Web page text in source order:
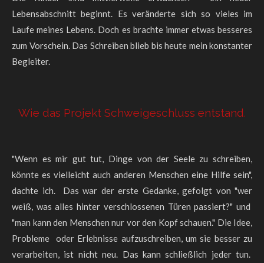
Lebensabschnitt beginnt. Es veränderte sich so vieles im
Laufe meines Lebens. Doch es brachte immer etwas besseres
zum Vorschein. Das Schreiben blieb bis heute mein konstanter
Begleiter.
Wie das Projekt Schweigeschluss entstand.
"Wenn es mir gut tut, Dinge von der Seele zu schreiben,
könnte es vielleicht auch anderen Menschen eine Hilfe sein",
dachte ich. Das war der erste Gedanke, gefolgt von "wer
weiß, was alles hinter verschlossenen Türen passiert?" und
"man kann den Menschen nur vor den Kopf schauen." Die Idee,
Probleme oder Erlebnisse aufzuschreiben, um sie besser zu
verarbeiten, ist nicht neu. Das kann schließlich jeder tun.